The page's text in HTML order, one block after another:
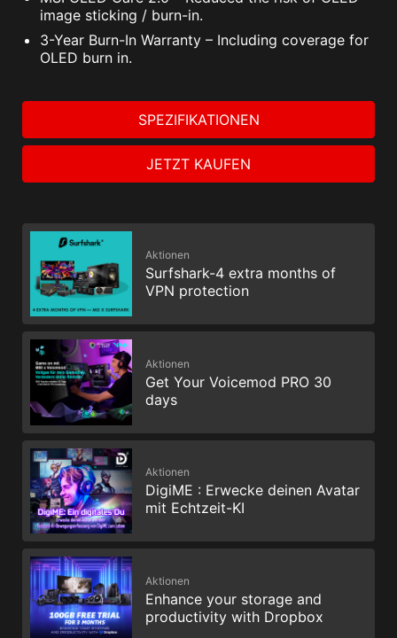
image sticking / burn-in.
3-Year Burn-In Warranty – Including coverage for
OLED burn in.
SPEZIFIKATIONEN
JETZT KAUFEN
Aktionen
Surfshark-4 extra months of
VPN protection
Aktionen
Get Your Voicemod PRO 30
days
Aktionen
DigiME : Erwecke deinen Avatar
mit Echtzeit-KI
Aktionen
Enhance your storage and
productivity with Dropbox